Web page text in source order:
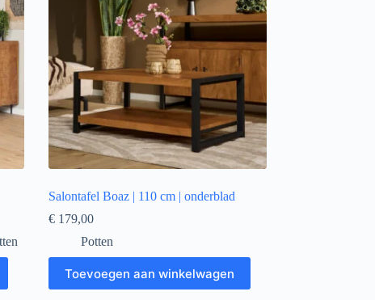
Salontafel Boaz | 110 cm | onderblad
€179,00
Potten
Toevoegen aan winkelwagen